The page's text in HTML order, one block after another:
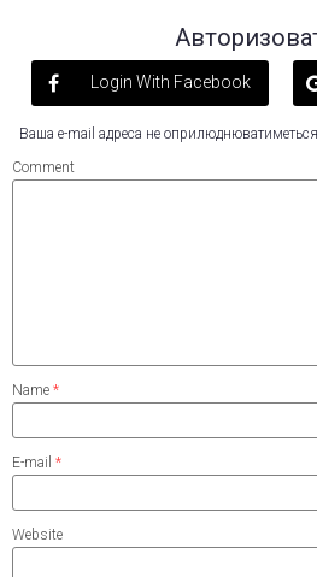
Login With Facebook
Ваша e-mail адреса не
Comment
Name *
E-mail *
Website